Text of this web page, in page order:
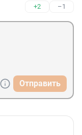
+2 –1
Отправить